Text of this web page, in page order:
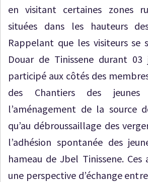
en visitant certaines zones
situées dans les hauteurs
Rappelant que les visiteurs se
Douar de Tinissene durant
participé aux côtés des
des Chantiers des
l’aménagement de la source
qu’au débroussaillage des
l’adhésion spontanée des
hameau de Jbel Tinissene.
une perspective d’échange